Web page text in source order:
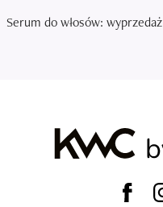
Serum do włosów: wyprzedaż